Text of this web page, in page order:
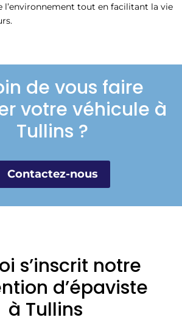
l’environnement tout en facilitant la vie
de vous faire
votre véhicule à
Tullins ?
Contactez-nous
s’inscrit notre
d’épaviste
à Tullins